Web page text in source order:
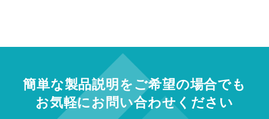
簡単な製品説明をご希望の場合でも
お気軽にお問い合わせください